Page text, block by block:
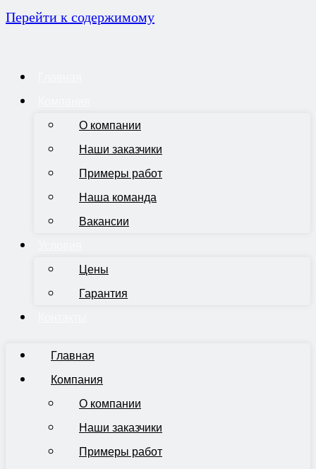
Перейти к содержимому
О компании
Наши заказчики
Примеры работ
Наша команда
Вакансии
Цены
Гарантия
Главная
Компания
О компании
Наши заказчики
Примеры работ